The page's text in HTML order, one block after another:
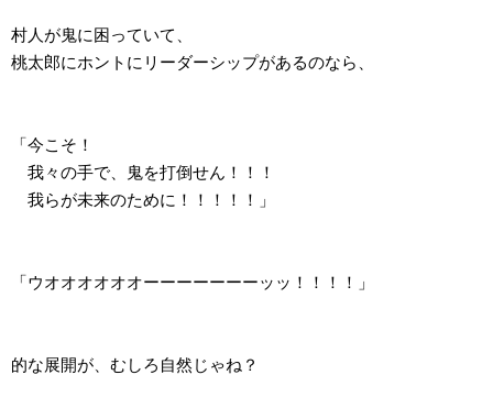
村人が鬼に困っていて、
桃太郎にホントにリーダーシップがあるのなら、
「今こそ！
我々の手で、鬼を打倒せん！！！
我らが未来のために！！！！！」
「ウオオオオオオーーーーーーーッッ！！！！」
的な展開が、むしろ自然じゃね？